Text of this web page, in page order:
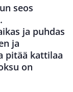
seos
ja puhdas
ja
pitää kattilaa
on